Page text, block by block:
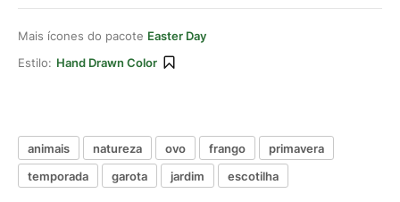
Mais ícones do pacote Easter Day
Estilo: Hand Drawn Color
animais natureza ovo frango
primavera
temporada
garota jardim escotilha